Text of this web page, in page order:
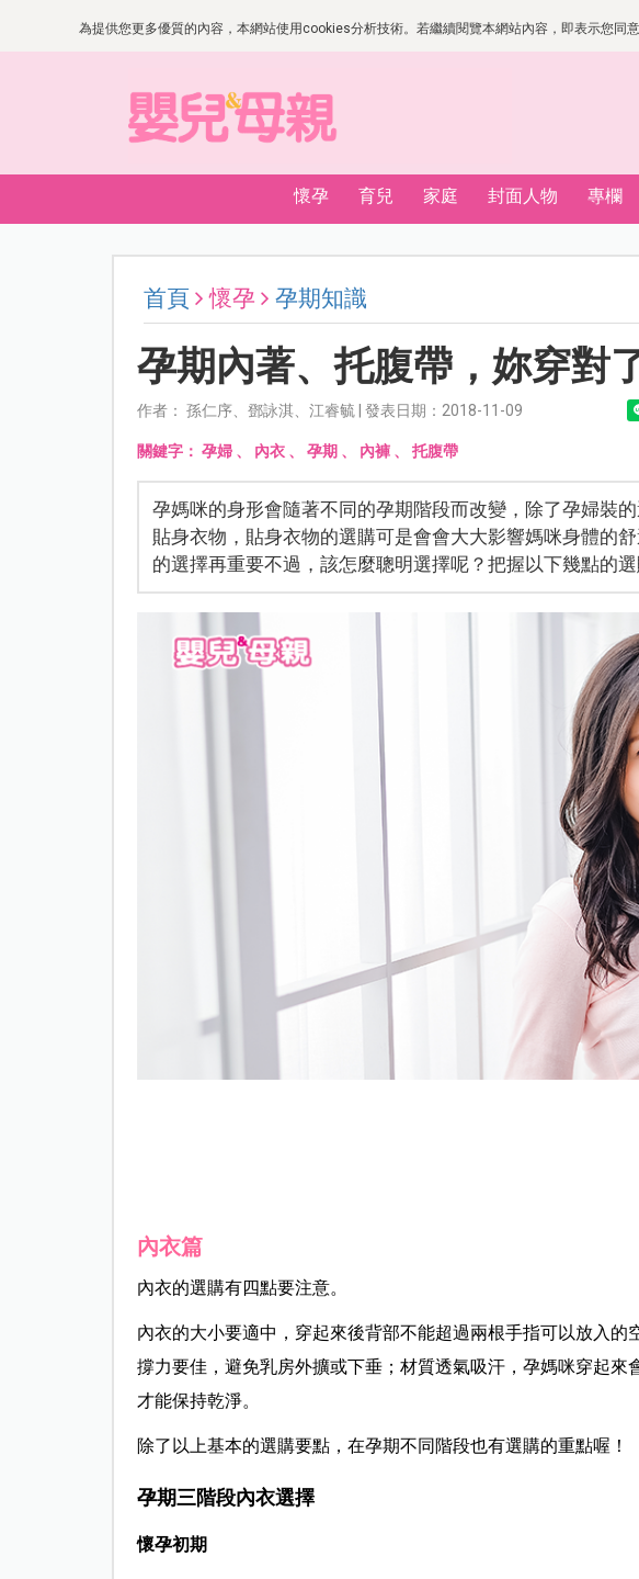
為提供您更多優質的內容，本網站使用cookies分析技術。若繼續閱覽本網站內容，即表示您
懷孕 育兒 家庭 封面人物 專欄
首頁 懷孕 孕期知識
孕期內著、托腹帶，妳穿對
作者： 孫仁序、鄧詠淇、江睿毓 | 發表日期：2018-11-09
關鍵字： 孕婦、 內衣、 孕期 、 內褲、 托腹帶
孕媽咪的身形會隨著不同的孕期階段而改變，除了孕婦裝
貼身衣物，貼身衣物的選購可是會會大大影響媽咪身體的
的選擇再重要不過，該怎麼聰明選擇呢？把握以下幾點的
內衣篇
內衣的選購有四點要注意。
內衣的大小要適中，穿起來後背部不能超過兩根手指可以放入的
撐力要佳，避免乳房外擴或下垂；材質透氣吸汗，孕媽咪穿起來
才能保持乾淨。
除了以上基本的選購要點，在孕期不同階段也有選購的重點喔！
孕期三階段內衣選擇
懷孕初期